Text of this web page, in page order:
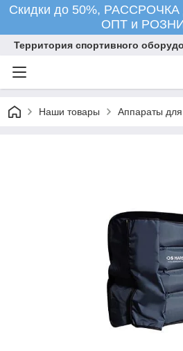
Скидки до 50%, РАССРОЧКА
ОПТ и
Территория спортивного
Наши товары Аппараты